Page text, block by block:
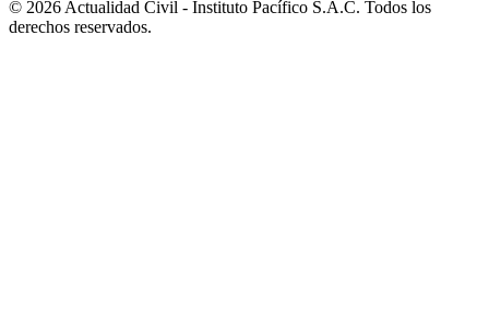
© 2026 Actualidad Civil - Instituto Pacífico S.A.C. Todos los
derechos reservados.